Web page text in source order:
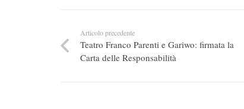
Articolo precedente
Teatro Franco Parenti e Gariwo: firmata la
Carta delle Responsabilità